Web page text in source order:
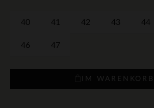
40 41 42 43 44
46 47
IM WARENKORB